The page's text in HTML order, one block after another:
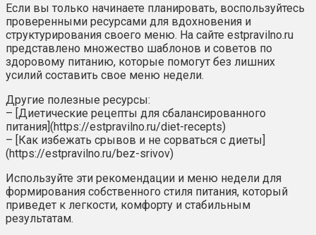
Если вы только начинаете планировать, воспользуйтесь
проверенными ресурсами для вдохновения и
структурирования своего меню. На сайте estpravilno.ru
представлено множество шаблонов и советов по
здоровому питанию, которые помогут без лишних
усилий составить свое меню недели.
Другие полезные ресурсы:
– [Диетические рецепты для сбалансированного
питания](https://estpravilno.ru/diet-recepts)
– [Как избежать срывов и не сорваться с диеты]
(https://estpravilno.ru/bez-srivov)
Используйте эти рекомендации и меню недели для
формирования собственного стиля питания, который
приведет к легкости, комфорту и стабильным
результатам.